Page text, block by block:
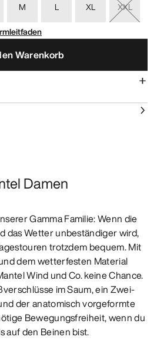
M L XL
XXL
Warenkorb
Damen
Gamma Familie: Wenn die
das Wetter unbeständiger wird,
trotzdem bequem. Mit
dem wetterfesten Material
Wind und Co. keine Chance.
im Saum, ein Zwei-
der anatomisch vorgeformte
Bewegungsfreiheit, wenn du
auf den Beinen bist.